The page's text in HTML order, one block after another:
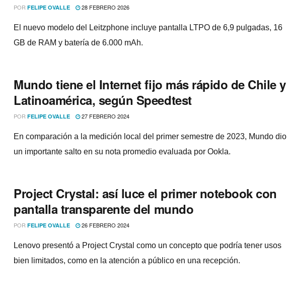
POR FELIPE OVALLE 28 FEBRERO 2026
El nuevo modelo del Leitzphone incluye pantalla LTPO de 6,9 pulgadas, 16
GB de RAM y batería de 6.000 mAh.
Mundo tiene el Internet fijo más rápido de Chile y
Latinoamérica, según Speedtest
POR FELIPE OVALLE 27 FEBRERO 2024
En comparación a la medición local del primer semestre de 2023, Mundo dio
un importante salto en su nota promedio evaluada por Ookla.
Project Crystal: así luce el primer notebook con
pantalla transparente del mundo
POR FELIPE OVALLE 26 FEBRERO 2024
Lenovo presentó a Project Crystal como un concepto que podría tener usos
bien limitados, como en la atención a público en una recepción.